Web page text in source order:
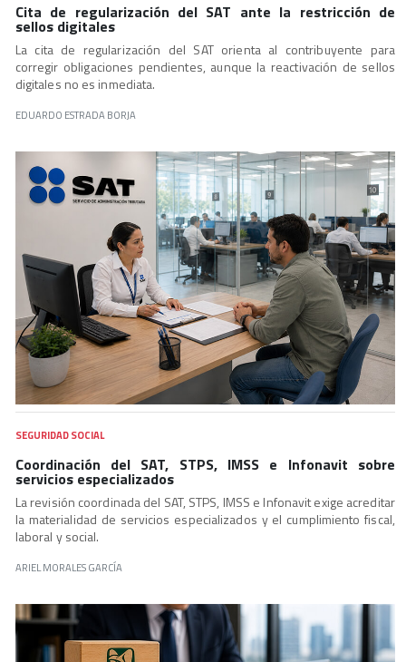
Cita de regularización del SAT ante la restricción de
sellos digitales
La cita de regularización del SAT orienta al contribuyente para
corregir obligaciones pendientes, aunque la reactivación de sellos
digitales no es inmediata.
EDUARDO ESTRADA BORJA
SEGURIDAD SOCIAL
Coordinación del SAT, STPS, IMSS e Infonavit sobre
servicios especializados
La revisión coordinada del SAT, STPS, IMSS e Infonavit exige acreditar
la materialidad de servicios especializados y el cumplimiento fiscal,
laboral y social.
ARIEL MORALES GARCÍA